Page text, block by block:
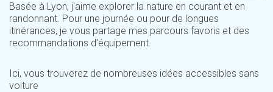
Basée à Lyon, j'aime explorer la nature en courant et en
randonnant. Pour une journée ou pour de longues
itinérances, je vous partage mes parcours favoris et des
recommandations d'équipement.
Ici, vous trouverez de nombreuses idées accessibles sans
voiture